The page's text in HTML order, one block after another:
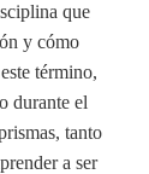
que
y cómo
término,
durante el
tanto
a ser